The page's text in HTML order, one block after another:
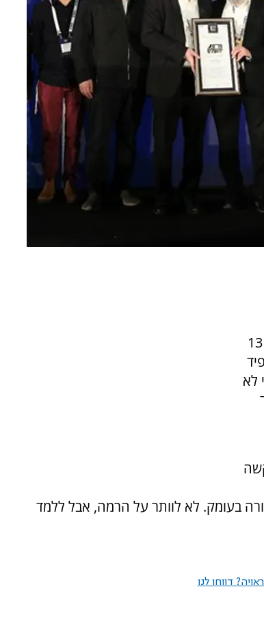
ערוגה צמח נשיא העמותה. הרב רימון מתאר שכבר בגיל 13
לא
בעומק. לא לוותר על הרמה, אבל ללמד
דווחו לנו